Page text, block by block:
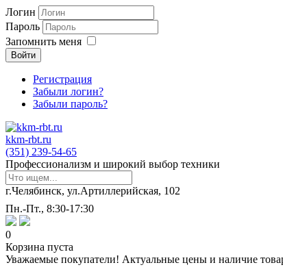
Логин
Пароль
Запомнить меня
Войти
Регистрация
Забыли логин?
Забыли пароль?
kkm-rbt.ru
(351) 239-54-65
Профессионализм и широкий выбор техники
г.Челябинск, ул.Артиллерийская, 102
Пн.-Пт., 8:30-17:30
0
Корзина пуста
Уважаемые покупатели! Актуальные цены и наличие